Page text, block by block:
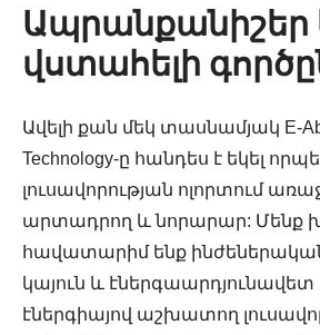
Ապրանքանիշեր
վստահելի
Ավելի քան մեկ տասնամյակ E-
Technology-ը հանդես է եկել
լուսավորության ոլորտում
արտադրող և նորարար: Մենք
հավատարիմ ենք ինժեներական
կայուն և
էներգիայով աշխատող